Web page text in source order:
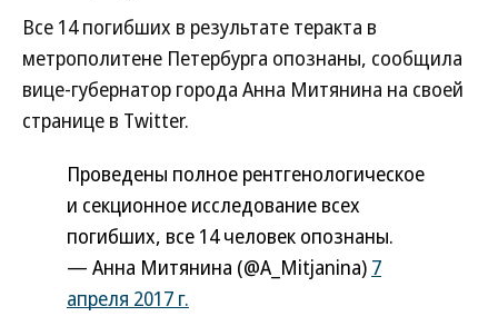
Все 14 погибших в результате теракта в
метрополитене Петербурга опознаны, сообщила
вице-губернатор города Анна Митянина на своей
странице в Twitter.
Проведены полное рентгенологическое
и секционное исследование всех
погибших, все 14 человек опознаны.
— Анна Митянина (@A_Mitjanina) 7
апреля 2017 г.